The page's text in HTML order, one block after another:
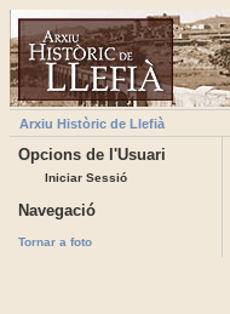
Arxiu Històric de Llefià
Opcions de l'Usuari
Iniciar Sessió
Navegació
Tornar a foto